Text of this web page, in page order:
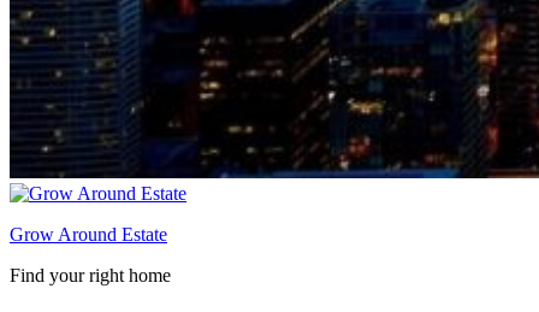
Grow Around Estate
Find your right home